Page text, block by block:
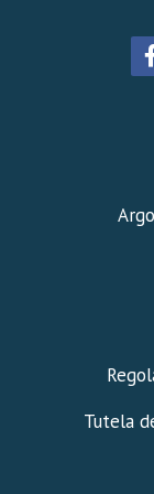
Tutela